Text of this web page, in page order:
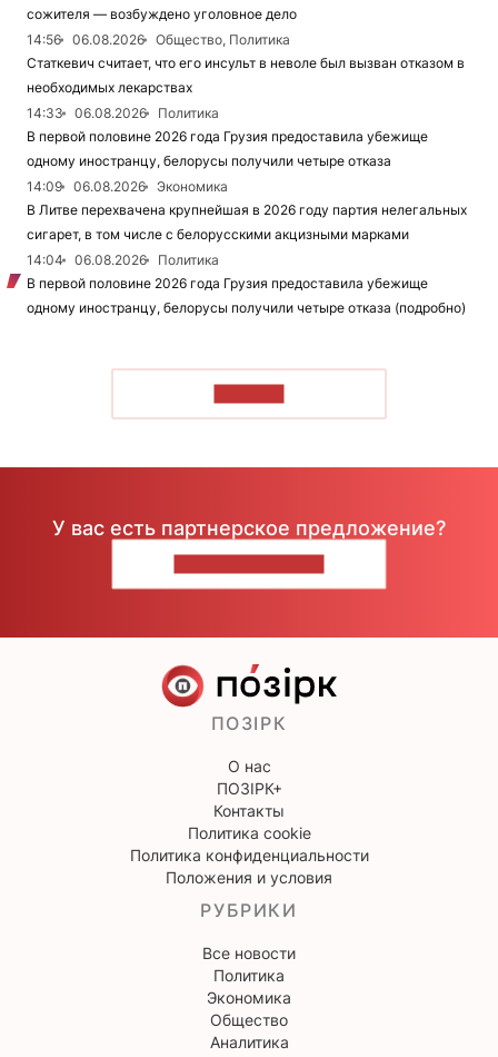
сожителя — возбуждено уголовное дело
14:56
06.08.2026
Общество, Политика
Статкевич считает, что его инсульт в неволе был вызван отказом в
необходимых лекарствах
14:33
06.08.2026
Политика
В первой половине 2026 года Грузия предоставила убежище
одному иностранцу, белорусы получили четыре отказа
14:09
06.08.2026
Экономика
В Литве перехвачена крупнейшая в 2026 году партия нелегальных
сигарет, в том числе с белорусскими акцизными марками
14:04
06.08.2026
Политика
В первой половине 2026 года Грузия предоставила убежище
одному иностранцу, белорусы получили четыре отказа (подробно)
У вас есть партнерское предложение?
ПОЗІРК
О нас
ПОЗІРК+
Контакты
Политика cookie
Политика конфиденциальности
Положения и условия
РУБРИКИ
Все новости
Политика
Экономика
Общество
Аналитика